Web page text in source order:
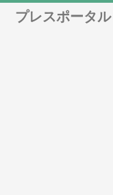
プレスポータル